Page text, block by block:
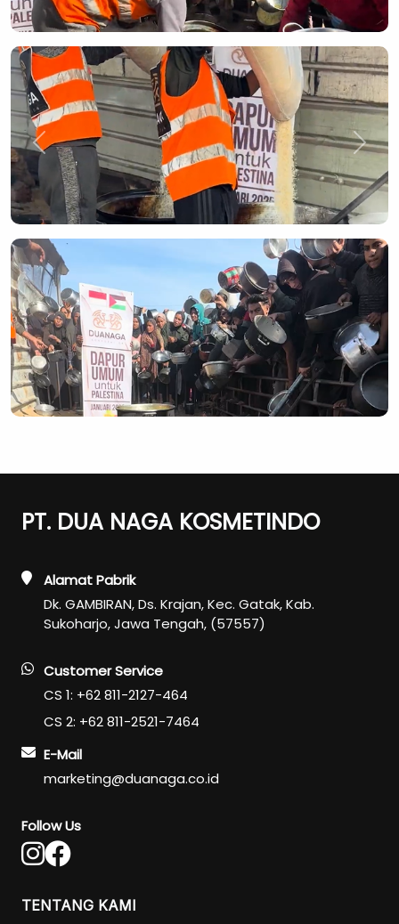
Previous Next
PT. DUA NAGA KOSMETINDO
Alamat Pabrik
Dk. GAMBIRAN, Ds. Krajan, Kec. Gatak, Kab.
Sukoharjo, Jawa Tengah, (57557)
Customer Service
CS 1: +62 811-2127-464
CS 2: +62 811-2521-7464
E-Mail
marketing@duanaga.co.id
Follow Us
TENTANG KAMI